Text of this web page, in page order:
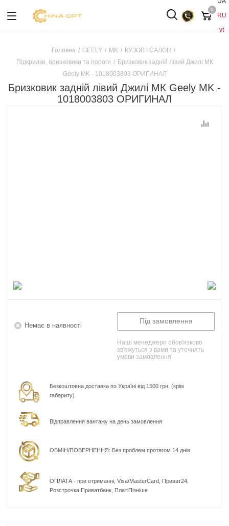
RU
yt
0
Головна / GEELY / MK / КУЗОВ І САЛОН /
Підкрилки, бризковики та пороги / Бризковик задній лівий Джилі МК
Geely MK - 1018003803 ОРИГИНАЛ
Бризковик задній лівий Джилі МК Geely MK -
1018003803 ОРИГИНАЛ
Немає в наявності
Під замовлення
Наші менеджери обов'язково
зв'яжуться з вами та уточнять
умови замовлення
Безкоштовна доставка по Україні від 1500 грн. (крім
габариту)
Відправлення вантажу на день замовлення
ОБМІН/ПОВЕРНЕННЯ: Без проблем протягом 14 днів
ОПЛАТА - при отриманні, Visa/MasterCard, Приват24,
Розстрочка Приватбанк, ПлатіПізніше